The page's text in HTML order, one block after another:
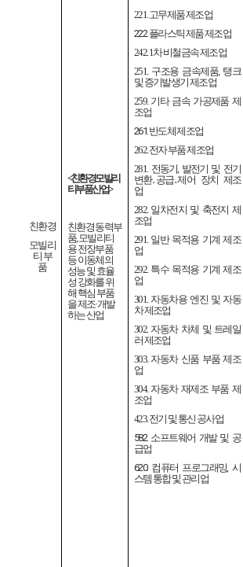
친환경
모빌리
티 부
품
<친환경 모빌리
티 부품 산업>
친환경 동력부
품, 모빌리티
용 전장부품
등 이동체의
성능 및 효율
성 강화를 위
해 핵심 부품
을 제조·개발
하는 산업
221. 고무제품 제조업
222. 플라스틱 제품 제조업
242. 1차 비철금속 제조업
251. 구조용 금속제품, 탱크
및 증기발생기 제조업
259. 기타 금속 가공제품 제
조업
261. 반도체 제조업
262. 전자 부품 제조업
281. 전동기 발전기 및 전기
변환․ 공급․제어 장치 제조
업
282. 일차전지 및 축전지 제
조업
291. 일반 목적용 기계 제조
업
292. 특수 목적용 기계 제조
업
301. 자동차용 엔진 및 자동
차 제조업
302. 자동차 차체 및 트레일
러 제조업
303. 자동차 신품 부품 제조
업
304. 자동차 재제조 부품 제
조업
423. 전기 및 통신 공사업
582. 소프트웨어 개발 및 공
급업
620. 컴퓨터 프로그래밍 시
스템 통합 및 관리업